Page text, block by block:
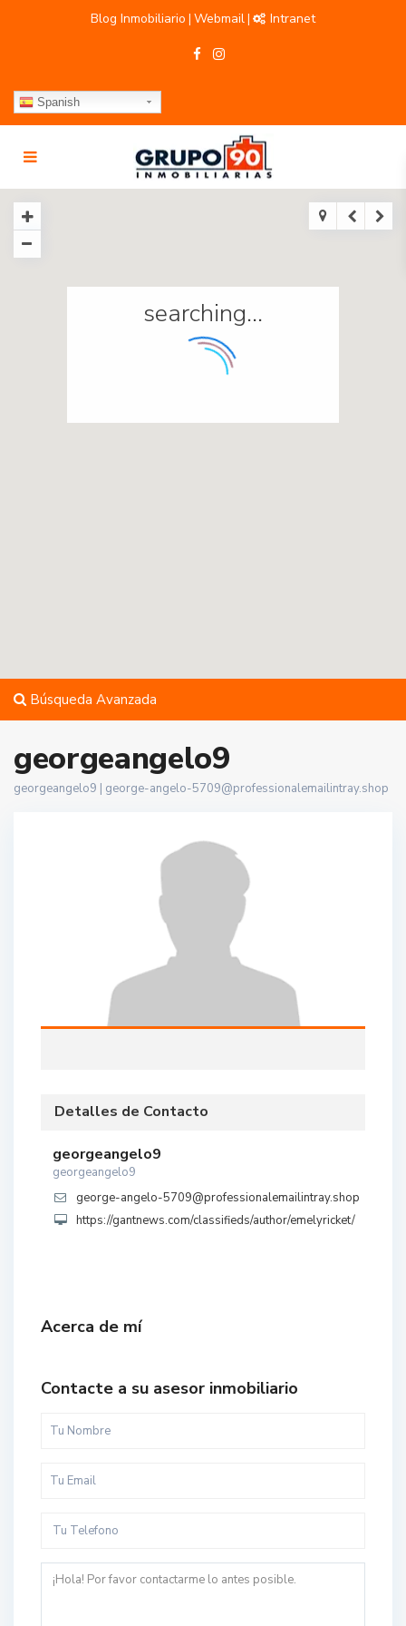
Blog Inmobiliario | Webmail| Intranet
Spanish
searching...
Búsqueda Avanzada
georgeangelo9
georgeangelo9 | george-angelo-5709@professionalemailintray.shop
Detalles de Contacto
georgeangelo9
georgeangelo9
george-angelo-5709@professionalemailintray.shop
https://gantnews.com/classifieds/author/emelyricket/
Acerca de mí
Contacte a su asesor inmobiliario